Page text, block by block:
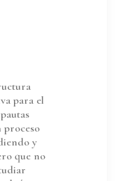
para el
proceso
y
que no